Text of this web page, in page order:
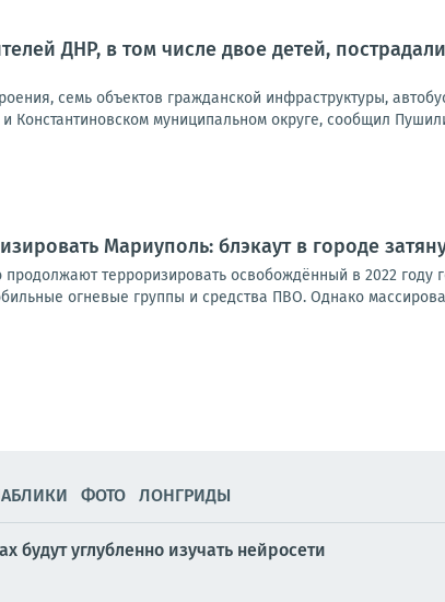
ДНР, в том числе двое детей,
семь объектов гражданской инфраструктуры,
Константиновском муниципальном округе, сообщил
Мариуполь: блэкаут в городе
терроризировать освобождённый в 2022
огневые группы и средства ПВО. Однако
ФОТО ЛОНГРИДЫ
будут углубленно изучать нейросети